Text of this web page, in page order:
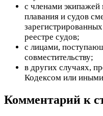
с членами экипажей
плавания и судов
реестре судов;
с лицами,
совместительству;
в других случаях,
Кодексом или
Комментарий к